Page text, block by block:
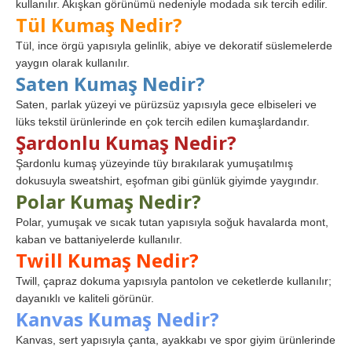
kullanılır. Akışkan görünümü nedeniyle modada sık tercih edilir.
Tül Kumaş Nedir?
Tül, ince örgü yapısıyla gelinlik, abiye ve dekoratif süslemelerde
yaygın olarak kullanılır.
Saten Kumaş Nedir?
Saten, parlak yüzeyi ve pürüzsüz yapısıyla gece elbiseleri ve
lüks tekstil ürünlerinde en çok tercih edilen kumaşlardandır.
Şardonlu Kumaş Nedir?
Şardonlu kumaş yüzeyinde tüy bırakılarak yumuşatılmış
dokusuyla sweatshirt, eşofman gibi günlük giyimde yaygındır.
Polar Kumaş Nedir?
Polar, yumuşak ve sıcak tutan yapısıyla soğuk havalarda mont,
kaban ve battaniyelerde kullanılır.
Twill Kumaş Nedir?
Twill, çapraz dokuma yapısıyla pantolon ve ceketlerde kullanılır;
dayanıklı ve kaliteli görünür.
Kanvas Kumaş Nedir?
Kanvas, sert yapısıyla çanta, ayakkabı ve spor giyim ürünlerinde